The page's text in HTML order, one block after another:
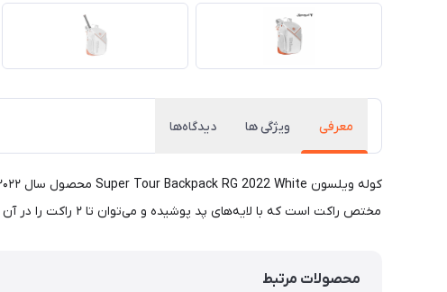
معرفی ویژگی ها دیدگاه‌ها
مختص راکت است که با لایه‌های پد پوشیده و می‌توان تا ۲ راکت را در آن جای داد.
محصولات مرتبط